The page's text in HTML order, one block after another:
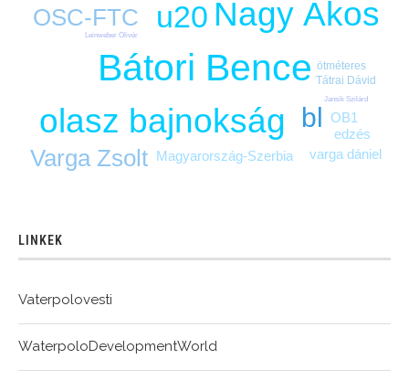
Bátori Bence
Nagy Ákos
olasz bajnokság
u20
bl
OSC-FTC
Varga Zsolt
edzés
Magyarország-Szerbia
OB1
varga dániel
Tátrai Dávid
ötméteres
Jansik Szilárd
Leinweber Olivér
LINKEK
Vaterpolovesti
WaterpoloDevelopmentWorld